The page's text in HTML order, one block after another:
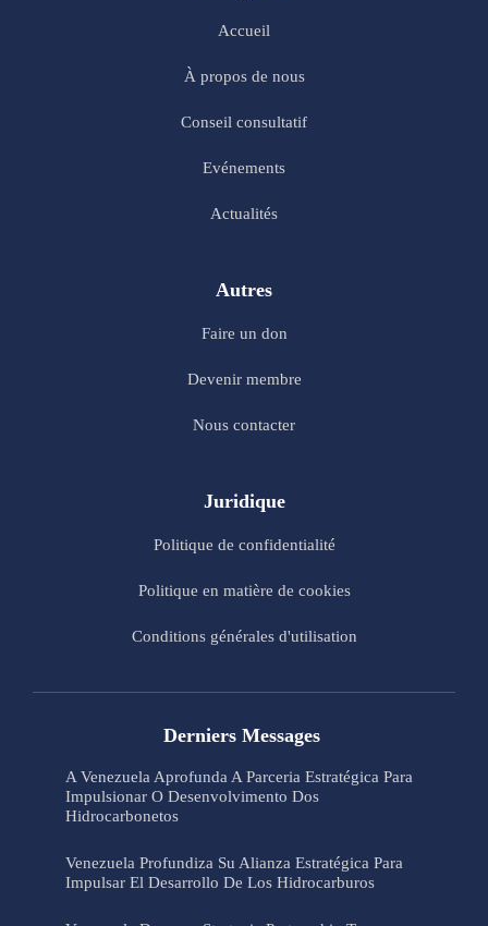
Accueil
À propos de nous
Conseil consultatif
Evénements
Actualités
Autres
Faire un don
Devenir membre
Nous contacter
Juridique
Politique de confidentialité
Politique en matière de cookies
Conditions générales d'utilisation
Derniers Messages
A Venezuela Aprofunda A Parceria Estratégica Para
Impulsionar O Desenvolvimento Dos
Hidrocarbonetos
Venezuela Profundiza Su Alianza Estratégica Para
Impulsar El Desarrollo De Los Hidrocarburos